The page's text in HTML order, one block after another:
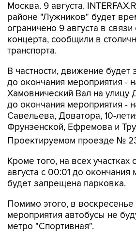
Москва. 9 августа.
районе "Лужников" будет
ограничено 9 августа в
концерта, сообщили в
транспорта.
В частности, движение будет
до окончания мероприятия -
Хамовнический Вал на улицу
до окончания мероприятия -
Савельева, Доватора, 10-
Фрунзенской, Ефремова и
Проектируемом проезде №
Кроме того, на всех участках
августа с 00:01 до окончания
будет запрещена парковка.
Помимо этого, в
мероприятия автобусы не
метро "Спортивная".